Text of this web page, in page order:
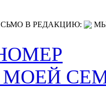
В РЕДАКЦИЮ:
МОЕЙ